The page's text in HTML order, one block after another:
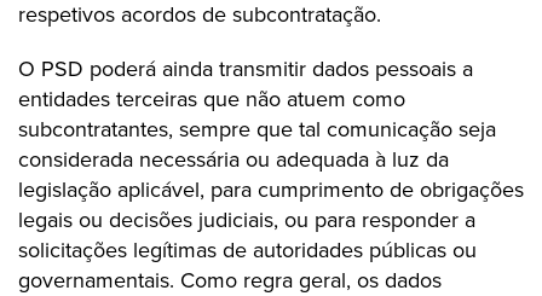
respetivos acordos de subcontratação.
O PSD poderá ainda transmitir dados pessoais a
entidades terceiras que não atuem como
subcontratantes, sempre que tal comunicação seja
considerada necessária ou adequada à luz da
legislação aplicável, para cumprimento de obrigações
legais ou decisões judiciais, ou para responder a
solicitações legítimas de autoridades públicas ou
governamentais. Como regra geral, os dados